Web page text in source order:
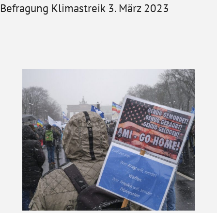
Befragung Klimastreik 3. März 2023